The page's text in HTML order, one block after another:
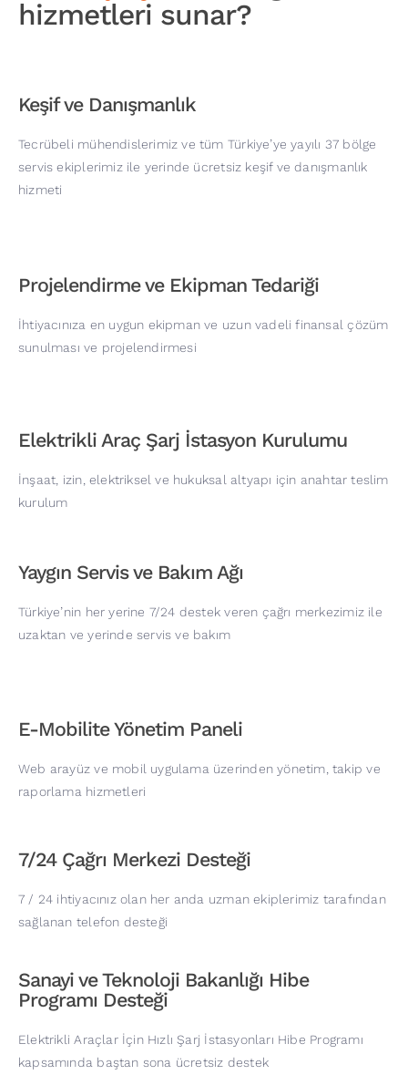
hizmetleri sunar?
Keşif ve Danışmanlık
Tecrübeli mühendislerimiz ve tüm Türkiye’ye yayılı 37 bölge
servis ekiplerimiz ile yerinde ücretsiz keşif ve danışmanlık
hizmeti
Projelendirme ve Ekipman Tedariği
İhtiyacınıza en uygun ekipman ve uzun vadeli finansal çözüm
sunulması ve projelendirmesi
Elektrikli Araç Şarj İstasyon Kurulumu
İnşaat, izin, elektriksel ve hukuksal altyapı için anahtar teslim
kurulum
Yaygın Servis ve Bakım Ağı
Türkiye’nin her yerine 7/24 destek veren çağrı merkezimiz ile
uzaktan ve yerinde servis ve bakım
E-Mobilite Yönetim Paneli
Web arayüz ve mobil uygulama üzerinden yönetim, takip ve
raporlama hizmetleri
7/24 Çağrı Merkezi Desteği
7 / 24 ihtiyacınız olan her anda uzman ekiplerimiz tarafından
sağlanan telefon desteği
Sanayi ve Teknoloji Bakanlığı Hibe
Programı Desteği
Elektrikli Araçlar İçin Hızlı Şarj İstasyonları Hibe Programı
kapsamında baştan sona ücretsiz destek